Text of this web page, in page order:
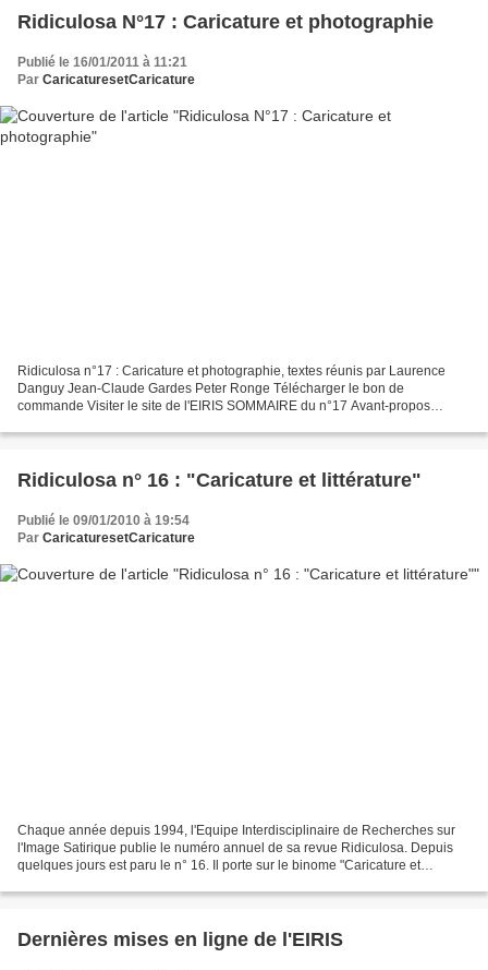
Ridiculosa N°17 : Caricature et photographie
Publié le 16/01/2011 à 11:21
Par CaricaturesetCaricature
Ridiculosa n°17 : Caricature et photographie, textes réunis par Laurence
Danguy Jean-Claude Gardes Peter Ronge Télécharger le bon de
commande Visiter le site de l'EIRIS SOMMAIRE du n°17 Avant-propos
Ridiculosa n° 16 : "Caricature et littérature"
Publié le 09/01/2010 à 19:54
Par CaricaturesetCaricature
Chaque année depuis 1994, l'Equipe Interdisciplinaire de Recherches sur
l'Image Satirique publie le numéro annuel de sa revue Ridiculosa. Depuis
quelques jours est paru le n° 16. Il porte sur le binome "Caricature et
Dernières mises en ligne de l'EIRIS